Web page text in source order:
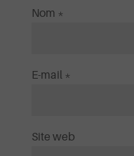
Nom *
E-mail *
Site web